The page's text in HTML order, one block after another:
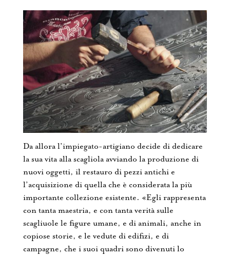
Da allora l’impiegato-artigiano decide di dedicare
la sua vita alla scagliola avviando la produzione di
nuovi oggetti, il restauro di pezzi antichi e
l’acquisizione di quella che è considerata la più
importante collezione esistente. «Egli rappresenta
con tanta maestria, e con tanta verità sulle
scagliuole le figure umane, e di animali, anche in
copiose storie, e le vedute di edifizi, e di
campagne, che i suoi quadri sono divenuti lo